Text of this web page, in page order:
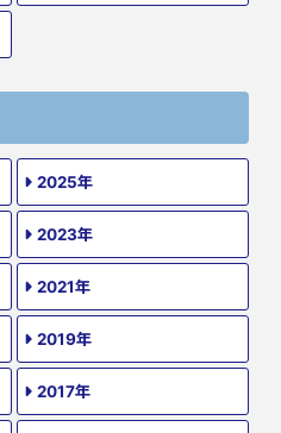
2025年
2023年
2021年
2019年
2017年